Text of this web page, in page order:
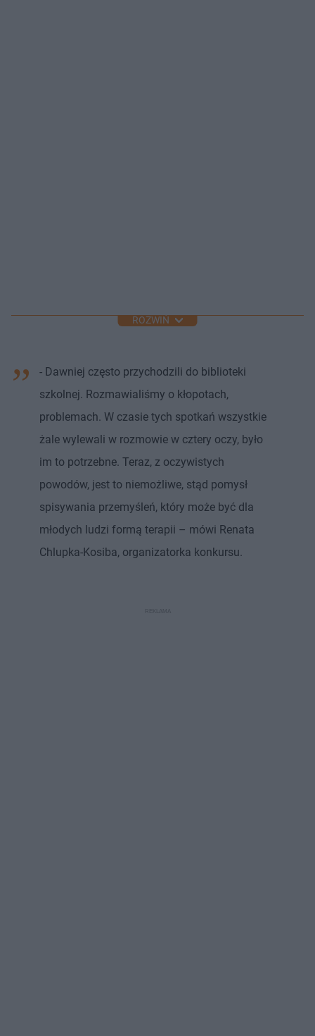
ROZWIŃ
- Dawniej często przychodzili do biblioteki
szkolnej. Rozmawialiśmy o kłopotach,
problemach. W czasie tych spotkań wszystkie
żale wylewali w rozmowie w cztery oczy, było
im to potrzebne. Teraz, z oczywistych
powodów, jest to niemożliwe, stąd pomysł
spisywania przemyśleń, który może być dla
młodych ludzi formą terapii – mówi Renata
Chlupka-Kosiba, organizatorka konkursu.